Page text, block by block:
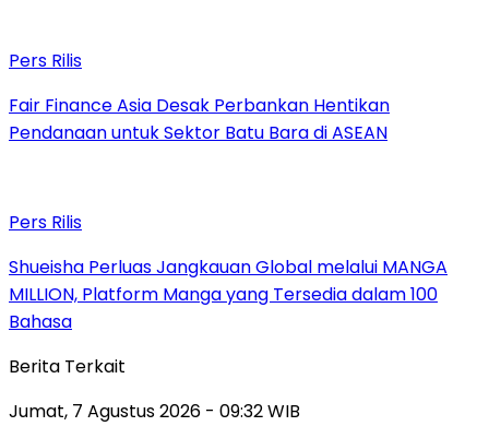
Pers Rilis
Fair Finance Asia Desak Perbankan Hentikan
Pendanaan untuk Sektor Batu Bara di ASEAN
Pers Rilis
Shueisha Perluas Jangkauan Global melalui MANGA
MILLION, Platform Manga yang Tersedia dalam 100
Bahasa
Berita Terkait
Jumat, 7 Agustus 2026 - 09:32 WIB